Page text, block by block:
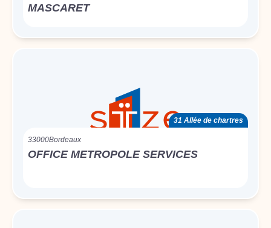
MASCARET
31 Allée de chartres
33000Bordeaux
OFFICE METROPOLE SERVICES